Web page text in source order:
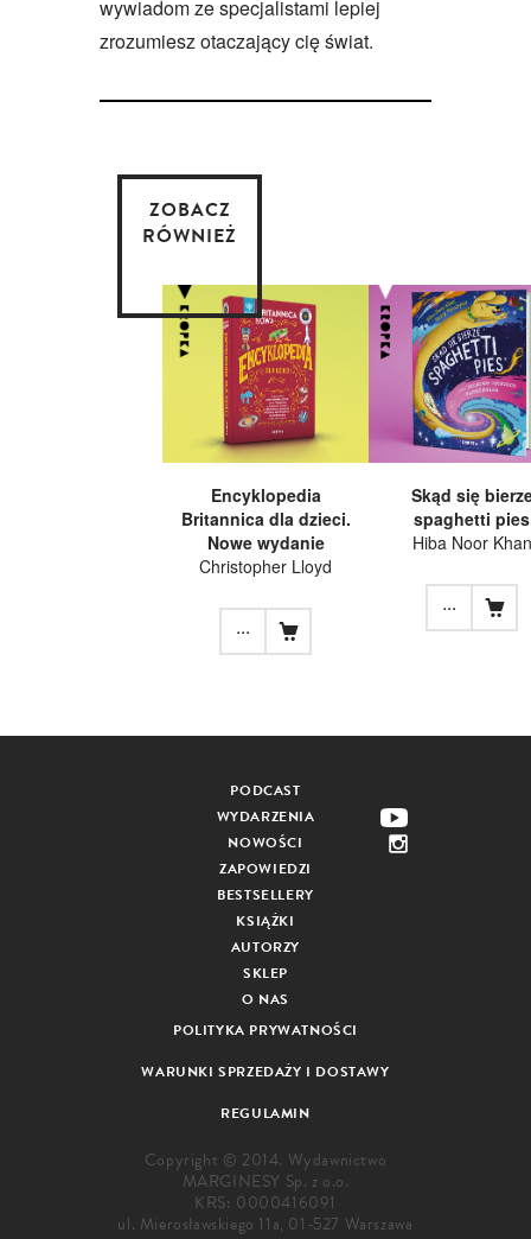
wywiadom ze specjalistami lepiej
zrozumiesz otaczający cię świat.
ZOBACZ
RÓWNIEŻ
Encyklopedia
Britannica dla dzieci.
Nowe wydanie
Christopher Lloyd
...
Skąd się
spaghetti pies
Hiba Noor Khan
...
PODCAST
WYDARZENIA
NOWOŚCI
ZAPOWIEDZI
BESTSELLERY
KSIĄŻKI
AUTORZY
SKLEP
O NAS
POLITYKA PRYWATNOŚCI
WARUNKI SPRZEDAŻY I DOSTAWY
REGULAMIN
Copyright © 2014. Wydawnictwo
MARGINESY Sp. z o.o.
KRS: 0000416091
ul. Mierosławskiego 11a, 01-527 Warszawa